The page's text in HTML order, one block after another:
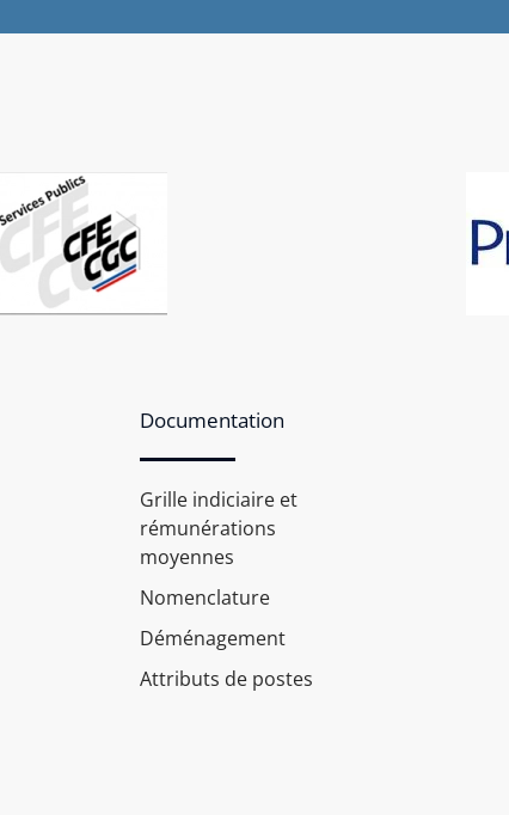
Documentation
Grille indiciaire et
rémunérations
moyennes
Nomenclature
Déménagement
Attributs de postes